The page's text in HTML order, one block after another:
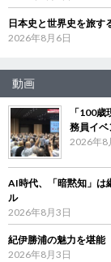
日本史と世界史を旅
2026年8月6日
動画
「100
務員イベ
2026年8
AI時代、「暗黙知」
ル
2026年8月3日
紀伊勝浦の魅力を堪
2026年8月3日